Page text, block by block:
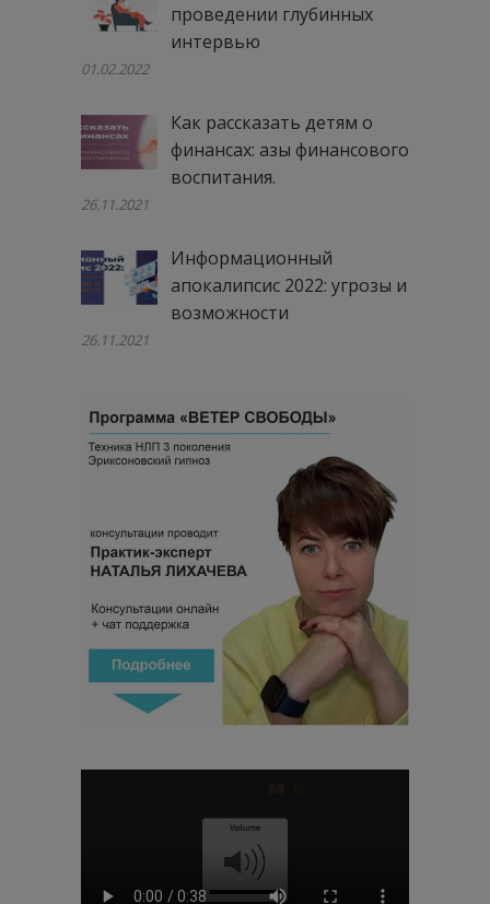
проведении глубинных
интервью
01.02.2022
Как рассказать детям о
финансах: азы финансового
воспитания.
26.11.2021
Информационный
апокалипсис 2022: угрозы и
возможности
26.11.2021